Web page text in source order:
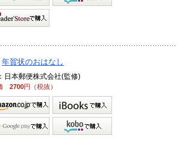
年賀状のおはなし
日本郵便株式会社(監修)
2700円（税抜）